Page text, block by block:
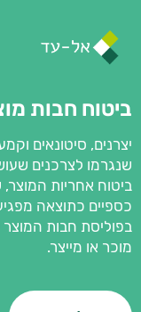
ביטוח חבות
יצרנים, סיטונאים
שנגרמו לצרכנים
ביטוח אחריות
כספיים כתוצאה
בפוליסת חבות
מוכר או מייצר.